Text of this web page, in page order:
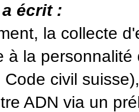
écrit :
la collecte
à la
Code civil
ADN via un